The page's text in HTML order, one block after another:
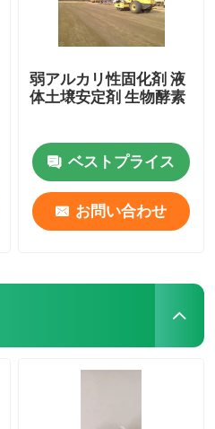
弱アルカリ性固化剤 液
体土壌安定剤 生物酵素
ベストプライス
お問い合わせ